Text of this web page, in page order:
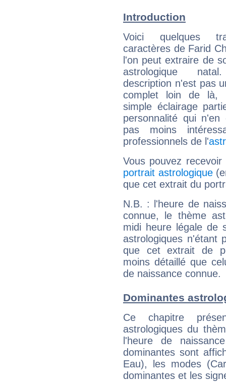
Introduction
Voici quelques
caractères de Farid
l'on peut extraire de
astrologique
description n'est pas
complet loin de là,
simple éclairage
personnalité qui n'en
pas moins
professionnels de l'
Vous pouvez
portrait astrologique
que cet extrait du
N.B. : l'heure de
connue, le thème
midi heure légale de
astrologiques n'étant
que cet extrait de
moins détaillé que
de naissance connue.
Dominantes
Ce chapitre
astrologiques du
l'heure de
dominantes sont
Eau), les modes
dominantes et les